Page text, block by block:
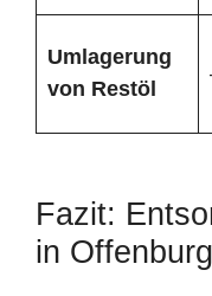
Umlagerung
von Restöl
Fazit:
in